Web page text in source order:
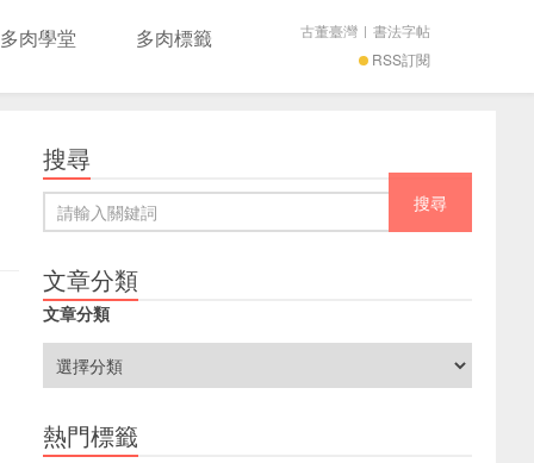
多肉學堂 多肉標籤
RSS訂閱
古董臺灣 | 書法字帖
搜尋
文章分類
文章分類
熱門標籤